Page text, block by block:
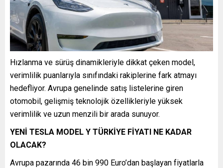
Hızlanma ve sürüş dinamikleriyle dikkat çeken model,
verimlilik puanlarıyla sınıfındaki rakiplerine fark atmayı
hedefliyor. Avrupa genelinde satış listelerine giren
otomobil, gelişmiş teknolojik özellikleriyle yüksek
verimlilik ve uzun menzili bir arada sunuyor.
YENİ TESLA MODEL Y TÜRKİYE FİYATI NE KADAR
OLACAK?
Avrupa pazarında 46 bin 990 Euro’dan başlayan fiyatlarla